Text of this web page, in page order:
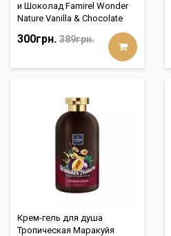
и Шоколад Famirel Wonder
Nature Vanilla & Chocolate
300грн. 389грн.
Крем-гель для душа
Тропическая Маракуйя